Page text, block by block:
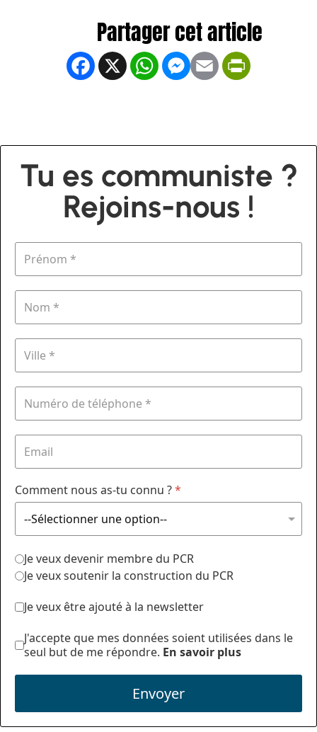
Facebook
X WhatsApp
Messenger
Email
Tu es communiste ?
Rejoins-nous !
Comment nous as-tu connu ?*
Je veux devenir membre du PCR
Je veux soutenir la construction du PCR
Je veux être ajouté à la newsletter
J'accepte que mes données soient utilisées dans le
seul but de me répondre. En savoir plus
Envoyer